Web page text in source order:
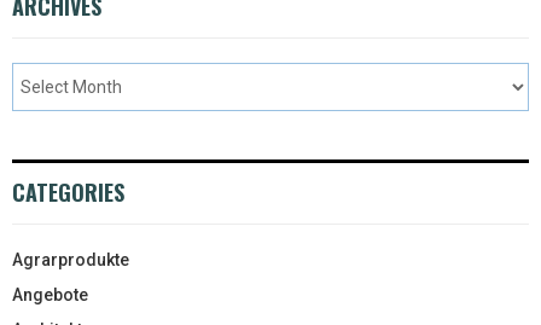
CATEGORIES
Agrarprodukte
Angebote